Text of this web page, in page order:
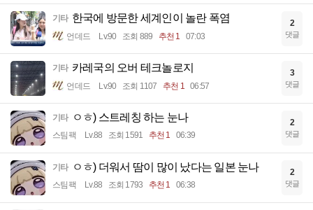
기타 한국에 방문한 세계인이 놀란 폭염
언데드 Lv.90 조회 889 추천 1 07:03
2
댓글
기타 카레국의 오버 테크놀로지
언데드 Lv.90 조회 1107 추천 1 06:57
3
댓글
기타 ㅇㅎ) 스트레칭 하는 눈나
스팀팩 Lv.88 조회 1591 추천 1 06:39
2
댓글
기타 ㅇㅎ) 더워서 땀이 많이 났다는 일본 눈나
스팀팩 Lv.88 조회 1793 추천 1 06:38
2
댓글